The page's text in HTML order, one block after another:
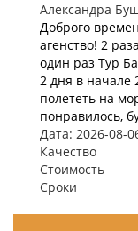
Александра
Доброго
агенство! 2
один раз Тур
2 дня в начале
полететь на
понравилось,
Дата: 2026-08-
Качество
Стоимость
Сроки